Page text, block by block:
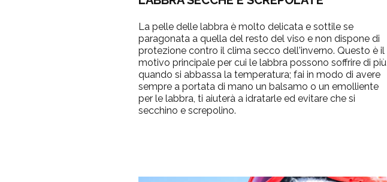
La pelle delle labbra è molto delicata e sottile se
paragonata a quella del resto del viso e non dispone di
protezione contro il clima secco dell'inverno. Questo è il
motivo principale per cui le labbra possono soffrire di più
quando si abbassa la temperatura; fai in modo di avere
sempre a portata di mano un balsamo o un emolliente
per le labbra, ti aiuterà a idratarle ed evitare che si
secchino e screpolino.